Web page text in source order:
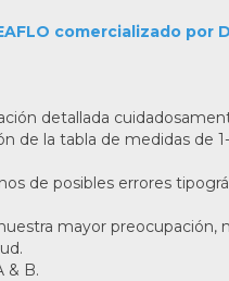
comercializado por
detallada
de la tabla de medidas de
de posibles errores
mayor preocupación,
& B.